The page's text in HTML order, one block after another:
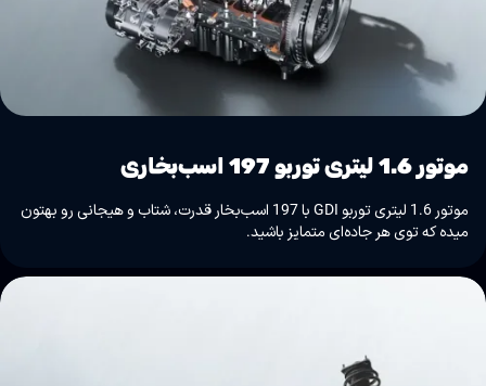
موتور 1.6 لیتری توربو 197 اسب‌بخاری
موتور 1.6 لیتری توربو GDI با 197 اسب‌بخار قدرت، شتاب و هیجانی رو بهتون
میده که توی هر جاده‌ای متمایز باشید.